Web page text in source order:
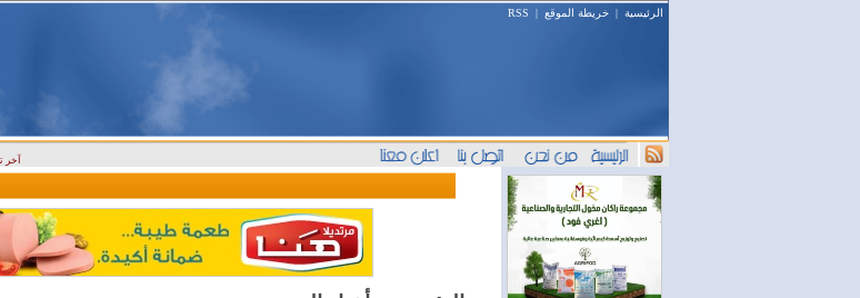
الرئيسية | خريطة الموقع |
RSS
آخر